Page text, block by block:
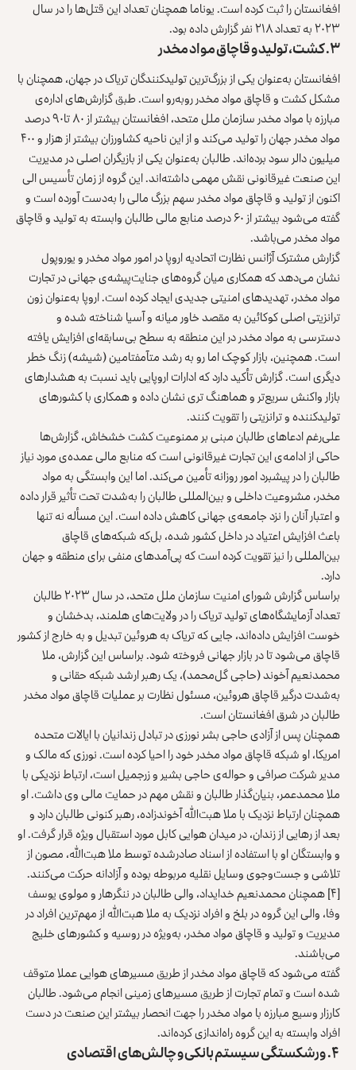
افغانستان را ثبت کرده است. یوناما همچنان تعداد این قتل‌ها را در سال
۲۰۲۳ به تعداد ۲۱۸ نفر گزارش داده بود.
۳. کشت، تولید و قاچاق مواد مخدر
افغانستان به‌عنوان یکی از بزرگ‌ترین تولیدکنندگان تریاک در جهان، همچنان با
مشکل کشت و قاچاق مواد مخدر روبه‌رو است. طبق گزارش‌های اداره‌ی
مبارزه با مواد مخدر سازمان ملل متحد، افغانستان بیشتر از ۸۰ تا۹۰ درصد
مواد مخدر جهان را تولید می‌کند و از این ناحیه کشاورزان بیشتر از هزار و ۴۰۰
میلیون دالر سود برده‌اند. طالبان به‌عنوان یکی از بازیگران اصلی در مدیریت
این صنعت غیرقانونی نقش مهمی داشته‌اند. این گروه از زمان تأسیس الی
اکنون از تولید و قاچاق مواد مخدر سهم بزرگ مالی را به‌دست آورده است و
گفته می‌شود بیشتر از ۶۰ درصد منابع مالی طالبان وابسته به تولید و قاچاق
مواد مخدر می‌باشد.
گزارش مشترک آژانس نظارت اتحادیه اروپا در امور مواد مخدر و یوروپول
نشان می‌دهد که همکاری میان گروه‌های جنایت‌پیشه‌ی جهانی در تجارت
مواد مخدر، تهدیدهای امنیتی جدیدی ایجاد کرده است. اروپا به‌عنوان زون
ترانزیتی اصلی کوکائین به مقصد خاور میانه و آسیا شناخته شده و
دسترسی به مواد مخدر در این منطقه به سطح بی‌سابقه‌ای افزایش یافته
است. همچنین، بازار کوچک اما رو به رشد متآمفتامین (شیشه) زنگ خطر
دیگری است. گزارش تأکید دارد که ادارات اروپایی باید نسبت به هشدارهای
بازار واکنش سریع‌تر و هماهنگ ‌تری نشان داده و همکاری با کشورهای
تولیدکننده و ترانزیتی را تقویت کنند.
علی‌رغم ادعاهای طالبان مبنی بر ممنوعیت کشت خشخاش، گزارش‌ها
حاکی از ادامه‌ی این تجارت غیرقانونی است که منابع مالی عمده‌ی مورد نیاز
طالبان را در پیشبرد امور روزانه تأمین می‌کند. اما این وابستگی به مواد
مخدر، مشروعیت داخلی و بین‌المللی طالبان را به‌شدت تحت تأثیر قرار داده
و اعتبار آنان را نزد جامعه‌ی جهانی کاهش داده است. این مسأله نه تنها
باعث افزایش اعتیاد در داخل کشور شده، بل‌که شبکه‌های قاچاق
بین‌المللی را نیز تقویت کرده است که پی‌آمدهای منفی برای منطقه و جهان
دارد.
براساس گزارش شورای امنیت سازمان ملل متحد، در سال ۲۰۲۳ طالبان
تعداد آزمایشگاه‌های تولید تریاک را در ولایت‌های هلمند، بدخشان و
خوست افزایش داده‌اند، جایی که تریاک به هروئین تبدیل و به خارج از کشور
قاچاق می‌شود تا در بازار جهانی فروخته شود. براساس این گزارش، ملا
محمدنعیم آخوند (حاجی گل‌محمد)، یک رهبر ارشد شبکه حقانی و
به‌شدت درگیر قاچاق هروئین، مسئول نظارت بر عملیات قاچاق مواد مخدر
طالبان در شرق افغانستان است.
همچنان پس از آزادی حاجی بشر نورزی در تبادل زندانیان با ایالات متحده
امریکا، او شبکه قاچاق مواد مخدر خود را احیا کرده است. نورزی که مالک و
مدیر شرکت صرافی و حواله‌ی حاجی بشیر و زرجمیل است، ارتباط نزدیکی با
ملا محمدعمر، بنیان‌گذار طالبان و نقش مهم در حمایت مالی وی داشت. او
همچنان ارتباط نزدیک با ملا هبت‌‌الله آخوندزاده، رهبر کنونی طالبان دارد و
بعد از رهایی از زندان، در میدان هوایی کابل مورد استقبال ویژه قرار گرفت. او
و وابستگان او با استفاده از اسناد صادرشده توسط ملا هبت‌الله، مصون از
تلاشی و جست‌وجوی وسایل نقلیه مربوطه بوده و آزادانه حرکت می‌کنند.
[۴] همچنان محمدنعیم خدایداد، والی طالبان در ننگرهار و مولوی یوسف
وفا، والی این گروه در بلخ و افراد نزدیک به ملا هبت‌الله از مهم‌ترین افراد در
مدیریت و تولید و قاچاق مواد مخدر، به‌ویژه در روسیه و کشورهای خلیج
می‌باشند.
گفته می‌شود که قاچاق مواد مخدر از طریق مسیرهای هوایی عملا متوقف
شده است و تمام تجارت از طریق مسیرهای زمینی انجام می‌شود. طالبان
کارزار وسیع مبارزه با مواد مخدر را جهت انحصار بیشتر این صنعت در دست
افراد وابسته به این گروه راه‌اندازی کرده‌اند.
۴. ورشکستگی سیستم بانکی و چالش‌های اقتصادی